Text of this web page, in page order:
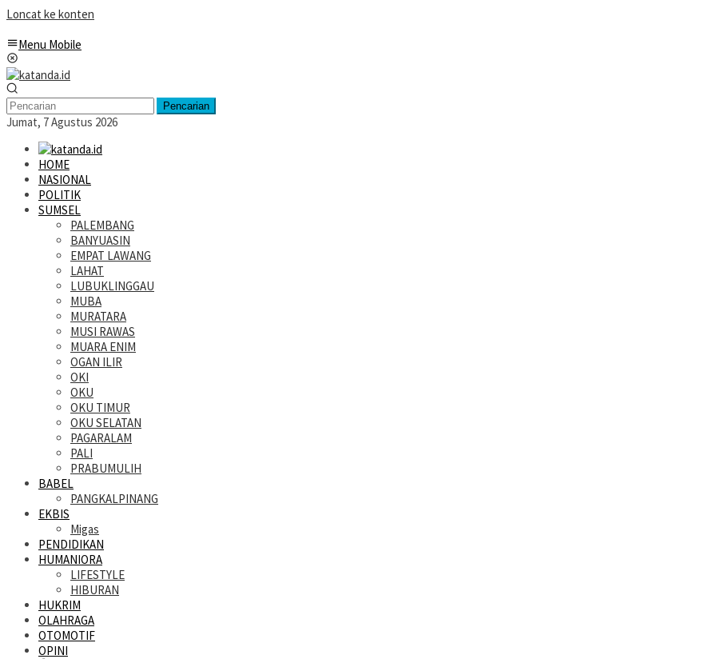
Loncat ke konten
Menu Mobile
Pencarian
Jumat, 7 Agustus 2026
HOME
NASIONAL
POLITIK
SUMSEL
PALEMBANG
BANYUASIN
EMPAT LAWANG
LAHAT
LUBUKLINGGAU
MUBA
MURATARA
MUSI RAWAS
MUARA ENIM
OGAN ILIR
OKI
OKU
OKU TIMUR
OKU SELATAN
PAGARALAM
PALI
PRABUMULIH
BABEL
PANGKALPINANG
EKBIS
Migas
PENDIDIKAN
HUMANIORA
LIFESTYLE
HIBURAN
HUKRIM
OLAHRAGA
OTOMOTIF
OPINI